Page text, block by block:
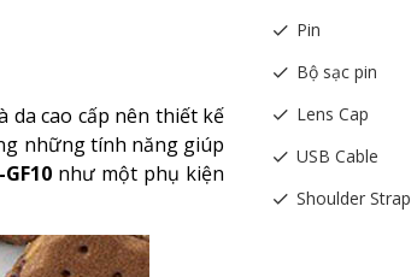
da cao cấp nên thiết kế
những tính năng giúp
như một phụ kiện
Pin
Bộ sạc pin
Lens Cap
USB Cable
Shoulder Strap